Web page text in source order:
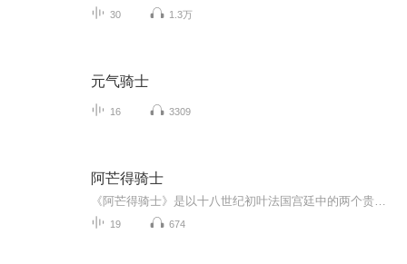
30 1.3万
元气骑士
16 3309
阿芒得骑士
19 674